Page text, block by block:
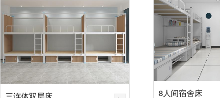
8人间宿舍床